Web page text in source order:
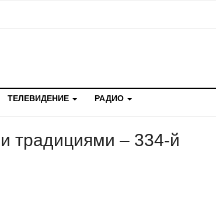
ТЕЛЕВИДЕНИЕ РАДИО
традициями – 334-й